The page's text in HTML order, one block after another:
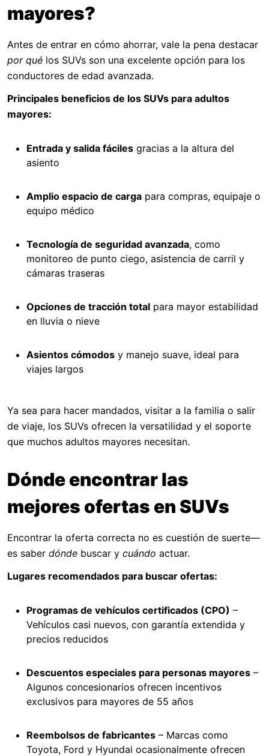
mayores?
Antes de entrar en cómo ahorrar, vale la pena destacar
por qué los SUVs son una excelente opción para los
conductores de edad avanzada.
Principales beneficios de los SUVs para adultos
mayores:
Entrada y salida fáciles gracias a la altura del
asiento
Amplio espacio de carga para compras, equipaje o
equipo médico
Tecnología de seguridad avanzada, como
monitoreo de punto ciego, asistencia de carril y
cámaras traseras
Opciones de tracción total para mayor estabilidad
en lluvia o nieve
Asientos cómodos y manejo suave, ideal para
viajes largos
Ya sea para hacer mandados, visitar a la familia o salir
de viaje, los SUVs ofrecen la versatilidad y el soporte
que muchos adultos mayores necesitan.
Dónde encontrar las
mejores ofertas en SUVs
Encontrar la oferta correcta no es cuestión de suerte—
es saber dónde buscar y cuándo actuar.
Lugares recomendados para buscar ofertas:
Programas de vehículos certificados (CPO) –
Vehículos casi nuevos, con garantía extendida y
precios reducidos
Descuentos especiales para personas mayores –
Algunos concesionarios ofrecen incentivos
exclusivos para mayores de 55 años
Reembolsos de fabricantes – Marcas como
Toyota, Ford y Hyundai ocasionalmente ofrecen